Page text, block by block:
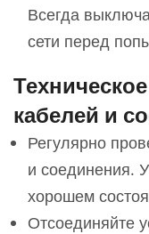
Всегда
сети перед
кабелей и
Регулярно
и соединения.
хорошем
Отсоединяйте